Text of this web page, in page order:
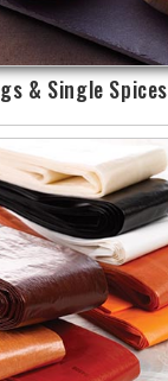
& Single Spices